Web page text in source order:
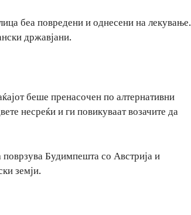
беа повредени и однесени на лекување.
државјани.
беше пренасочен по алтернативни
несреќи и ги повикуваат возачите да
поврзува Будимпешта со Австрија и
земји.